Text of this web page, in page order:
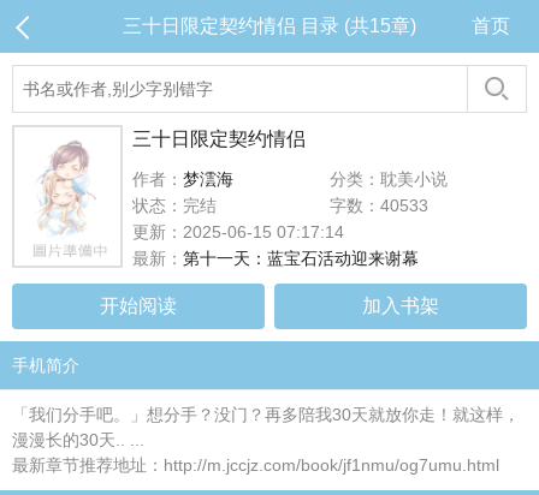
三十日限定契约情侣 目录 (共15章) 首页
三十日限定契约情侣
作者： 梦澐海
分类：耽美小说
状态：完结
字数：40533
更新：2025-06-15 07:17:14
最新： 第十一天：蓝宝石活动迎来谢幕
开始阅读 加入书架
手机简介
「我们分手吧。」想分手？没门？再多陪我30天就放你走！就这样，
漫漫长的30天.. ...
最新章节推荐地址：http://m.jccjz.com/book/jf1nmu/og7umu.html